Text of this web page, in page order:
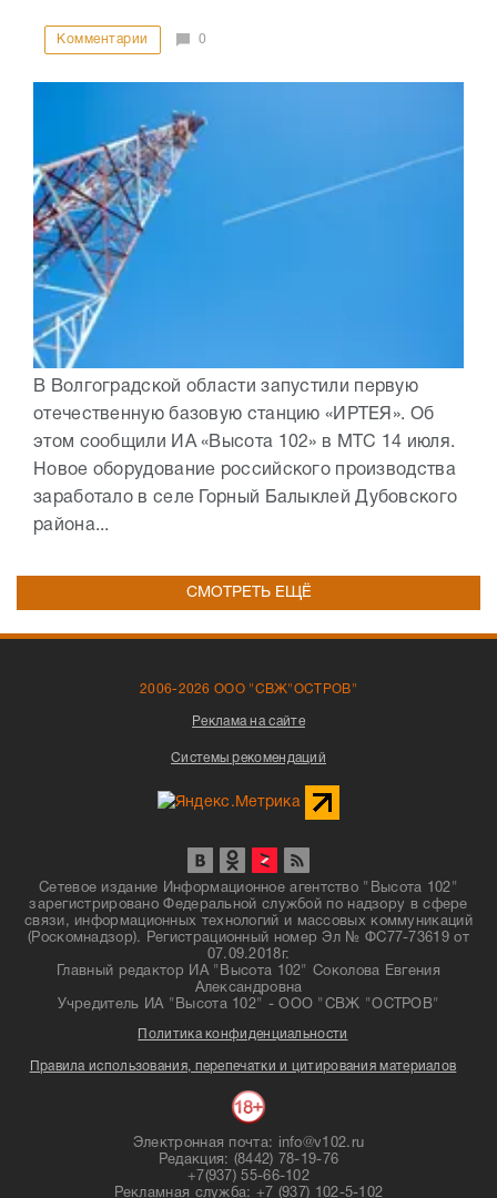
Комментарии 0
В Волгоградской области запустили первую
отечественную базовую станцию «ИРТЕЯ». Об
этом сообщили ИА «Высота 102» в МТС 14 июля.
Новое оборудование российского производства
заработало в селе Горный Балыклей Дубовского
района...
СМОТРЕТЬ ЕЩЁ
2006-2026 ООО "СВЖ"ОСТРОВ"
Реклама на сайте
Системы рекомендаций
Сетевое издание Информационное агентство "Высота 102"
зарегистрировано Федеральной службой по надзору в сфере
связи, информационных технологий и массовых коммуникаций
(Роскомнадзор). Регистрационный номер Эл № ФС77-73619 от
07.09.2018г.
Главный редактор ИА "Высота 102" Соколова Евгения
Александровна
Учредитель ИА "Высота 102" - ООО "СВЖ "ОСТРОВ"
Политика конфиденциальности
Правила использования, перепечатки и цитирования материалов
Электронная почта: info@v102.ru
Редакция: (8442) 78-19-76
+7(937) 55-66-102
Рекламная служба: +7 (937) 102-5-102